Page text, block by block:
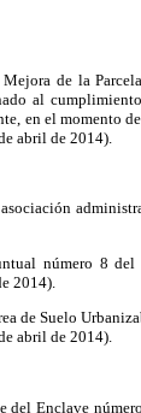
de la
al
en el momento
abril de 2014).
número 8 del
2014).
de Suelo
abril de 2014).
Enclave